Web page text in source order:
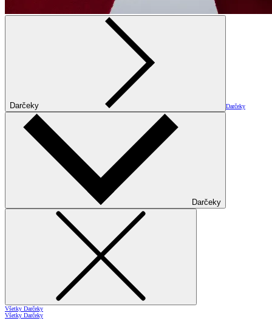
Darčeky Darčeky
Darčeky
Všetky Darčeky
Všetky Darčeky